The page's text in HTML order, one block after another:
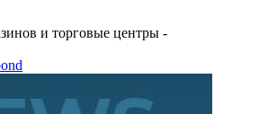
и торговые центры -